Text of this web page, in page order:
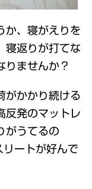
か、寝がえりを
寝返りが打てな
りませんか？
がかかり続ける
反発のマットレ
がうてるの
リートが好んで